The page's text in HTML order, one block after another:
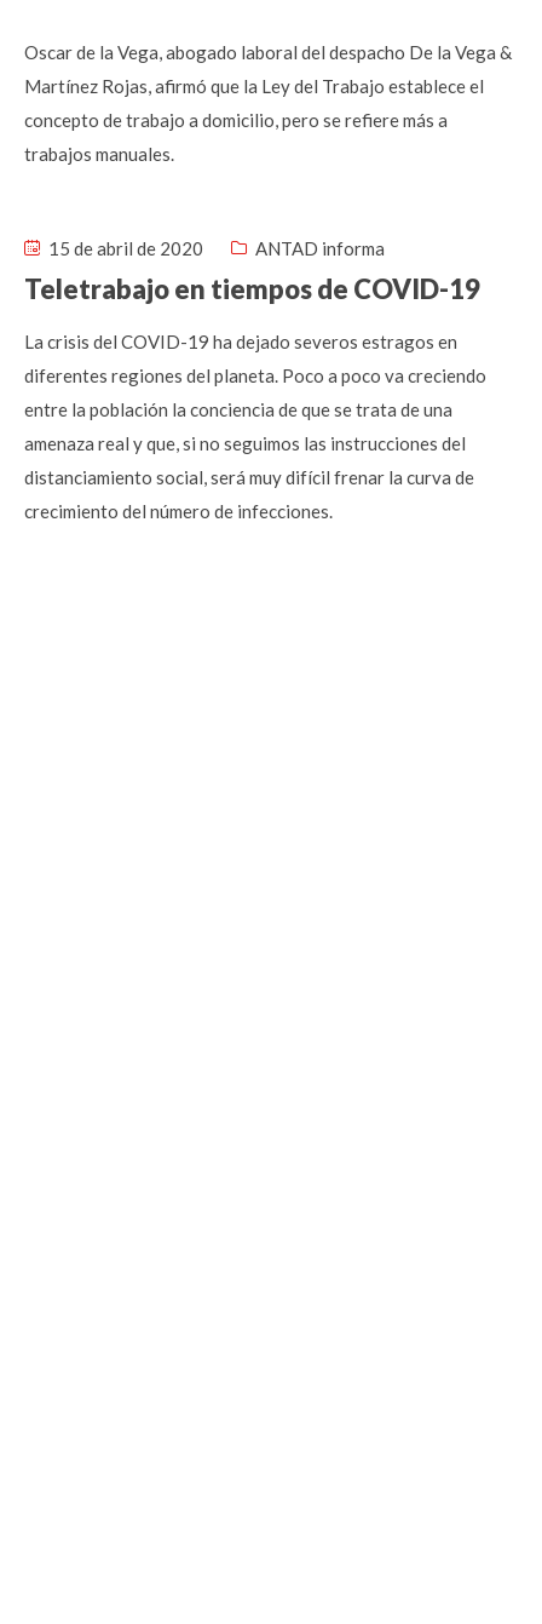
Oscar de la Vega, abogado laboral del despacho De la Vega &
Martínez Rojas, afirmó que la Ley del Trabajo establece el
concepto de trabajo a domicilio, pero se refiere más a
trabajos manuales.
15 de abril de 2020 ANTAD informa
Teletrabajo en tiempos de COVID-19
La crisis del COVID-19 ha dejado severos estragos en
diferentes regiones del planeta. Poco a poco va creciendo
entre la población la conciencia de que se trata de una
amenaza real y que, si no seguimos las instrucciones del
distanciamiento social, será muy difícil frenar la curva de
crecimiento del número de infecciones.